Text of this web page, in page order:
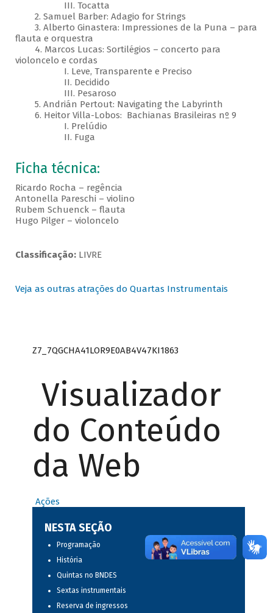
III. Tocatta
2. Samuel Barber: Adagio for Strings
3. Alberto Ginastera: Impressiones de la Puna – para
flauta e orquestra
4. Marcos Lucas: Sortilégios – concerto para
violoncelo e cordas
I. Leve, Transparente e Preciso
II. Decidido
III. Pesaroso
5. Andrián Pertout: Navigating the Labyrinth
6. Heitor Villa-Lobos: Bachianas Brasileiras nº 9
I. Prelúdio
II. Fuga
Ficha técnica:
Ricardo Rocha – regência
Antonella Pareschi – violino
Rubem Schuenck – flauta
Hugo Pilger – violoncelo
Classificação:LIVRE
Veja as outras atrações do Quartas Instrumentais
Z7_7QGCHA41LOR9E0AB4V47KI1863
Visualizador
do Conteúdo
da Web
Ações
NESTA SEÇÃO
Programação
História
Quintas no BNDES
Sextas instrumentais
Reserva de ingressos